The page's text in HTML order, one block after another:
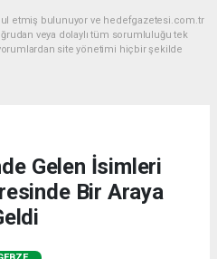
etmiş bulunuyor ve hedefgazetesi.com.tr
veya dolaylı tüm sorumluluğu tek
site yönetimi hiçbir şekilde
Gelen İsimleri
Bir Araya